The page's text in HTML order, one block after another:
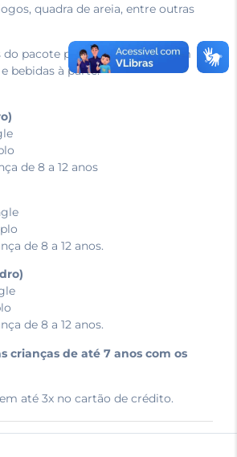
quadra de areia, entre outras
do pacote por apartamento, com
bebidas à parte:
de 8 a 12 anos
de 8 a 12 anos.
de 8 a 12 anos.
crianças de até 7 anos com os
até 3x no cartão de crédito.